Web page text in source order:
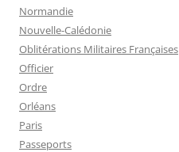
Normandie
Nouvelle-Calédonie
Oblitérations Militaires Françaises
Officier
Ordre
Orléans
Paris
Passeports